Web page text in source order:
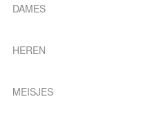
DAMES
HEREN
MEISJES